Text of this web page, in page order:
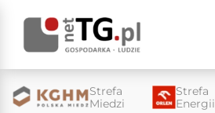
Strefa
Miedzi
Strefa
Energii